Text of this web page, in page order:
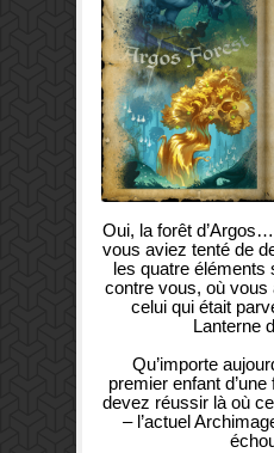
Oui, la forêt
vous aviez tenté de
les quatre éléments
contre vous, où
celui qui était
Lanterne
Qu’importe
premier enfant
devez réussir là où
– l’actuel